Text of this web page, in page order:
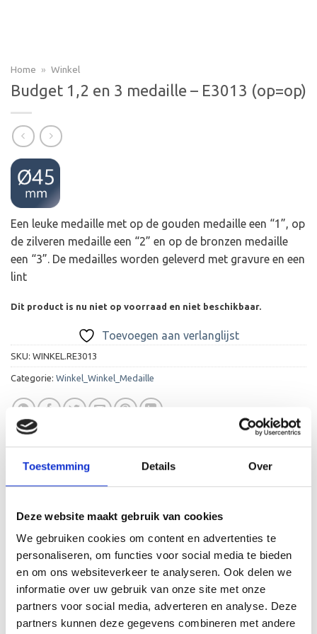
Toestemming Details Over
Deze website maakt gebruik van cookies
We gebruiken cookies om content en advertenties te
personaliseren, om functies voor social media te bieden
en om ons websiteverkeer te analyseren. Ook delen we
informatie over uw gebruik van onze site met onze
partners voor social media, adverteren en analyse. Deze
partners kunnen deze gegevens combineren met andere
Home » Winkel
Budget 1,2 en 3 medaille – E3013 (op=op)
Een leuke medaille met op de gouden medaille een “1”, op
de zilveren medaille een “2” en op de bronzen medaille
een “3”. De medailles worden geleverd met gravure en een
lint
Dit product is nu niet op voorraad en niet beschikbaar.
Toevoegen aan verlanglijst
SKU: WINKEL.RE3013
Categorie: Winkel_Winkel_Medaille
AANVULLENDE INFORMATIE
BEOORDELINGEN (0)
Een leuke medaille met op de gouden medaille een “1”, op
de zilveren medaille een “2” en op de bronzen medaille
een “3”. De E3013 is een leuke medaille die je kunt